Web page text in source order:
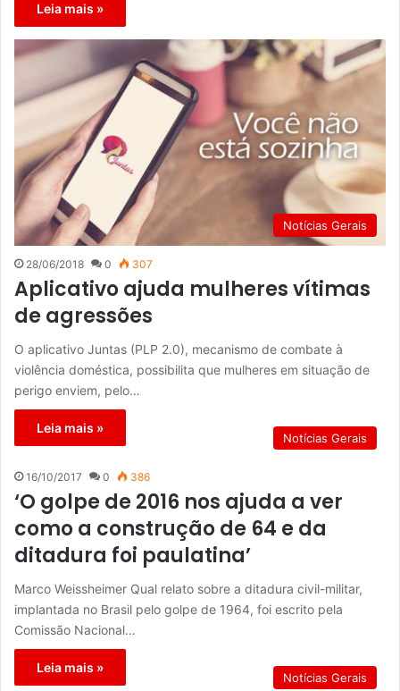
Leia mais »
Notícias Gerais
28/06/2018 0 307
Aplicativo ajuda mulheres vítimas
de agressões
O aplicativo Juntas (PLP 2.0), mecanismo de combate à
violência doméstica, possibilita que mulheres em situação de
perigo enviem, pelo…
Leia mais »
Notícias Gerais
16/10/2017 0 386
‘O golpe de 2016 nos ajuda a ver
como a construção de 64 e da
ditadura foi paulatina’
Marco Weissheimer Qual relato sobre a ditadura civil-militar,
implantada no Brasil pelo golpe de 1964, foi escrito pela
Comissão Nacional…
Leia mais »
Notícias Gerais